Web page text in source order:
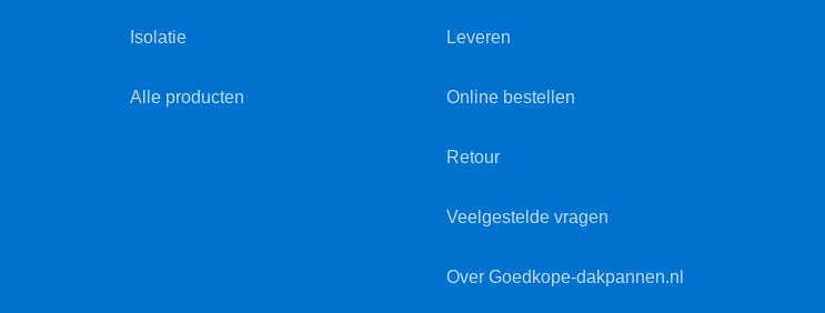
Isolatie
Alle producten
Leveren
Online bestellen
Retour
Veelgestelde vragen
Over Goedkope-dakpannen.nl